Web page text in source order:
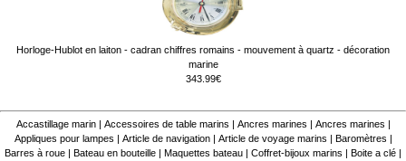
Horloge-Hublot en laiton - cadran chiffres romains - mouvement à quartz - décoration
marine
343.99€
Accastillage marin| Accessoires de table marins Ancres marines Ancres marines
Appliques pour lampes
Article de navigation| Article de voyage marins Baromètres
Barres à roue
Bateau en bouteille Maquettes bateau Coffret-bijoux marins Boite a clé